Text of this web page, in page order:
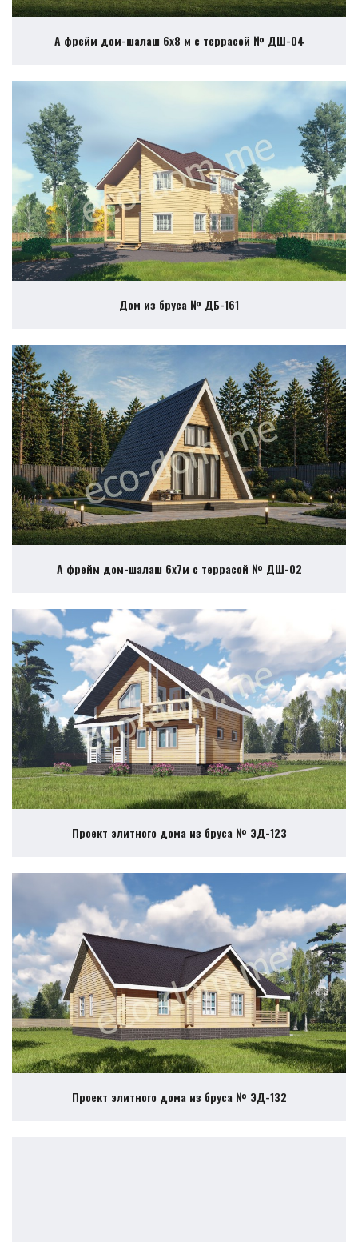
А фрейм дом-шалаш 6х8 м с террасой № ДШ-04
Дом из бруса № ДБ-161
А фрейм дом-шалаш 6х7м с террасой № ДШ-02
Проект элитного дома из бруса № ЭД-123
Проект элитного дома из бруса № ЭД-132